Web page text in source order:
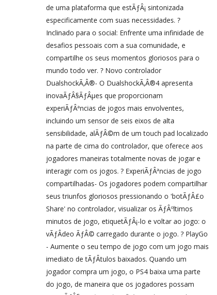
de uma plataforma que estÃƒÂ¡ sintonizada
especificamente com suas necessidades. ?
Inclinado para o social: Enfrente uma infinidade de
desafios pessoais com a sua comunidade, e
compartilhe os seus momentos gloriosos para o
mundo todo ver. ? Novo controlador
DualshockÃ‚Â®- O DualshockÃ‚Â®4 apresenta
inovaÃƒÂ§ÃƒÂµes que proporcionam
experiÃƒÂªncias de jogos mais envolventes,
incluindo um sensor de seis eixos de alta
sensibilidade, alÃƒÂ©m de um touch pad localizado
na parte de cima do controlador, que oferece aos
jogadores maneiras totalmente novas de jogar e
interagir com os jogos. ? ExperiÃƒÂªncias de jogo
compartilhadas- Os jogadores podem compartilhar
seus triunfos gloriosos pressionando o 'botÃƒÂ£o
Share' no controlador, visualizar os ÃƒÂºltimos
minutos de jogo, etiquetÃƒÂ¡-lo e voltar ao jogo: o
vÃƒÂ­deo ÃƒÂ© carregado durante o jogo. ? PlayGo
- Aumente o seu tempo de jogo com um jogo mais
imediato de tÃƒÂ­tulos baixados. Quando um
jogador compra um jogo, o PS4 baixa uma parte
do jogo, de maneira que os jogadores possam